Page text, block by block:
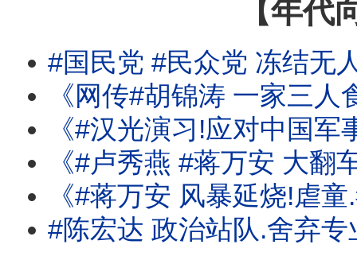
【年代
#国民党 #民众党 冻结无
《网传#胡锦涛 一家三人食物中毒身亡!#李尚
《#汉光演习!应对中国军事行动!击破中共锁台意图! #日本 防
《#卢秀燕 #蒋万安 大翻车!#蓝 #白 冻删#无人机 预
《#蒋万安 风暴延烧!虐童.毒油.倒阁.BNT!昔喊:
#陈宏达 政治站队.舍弃专